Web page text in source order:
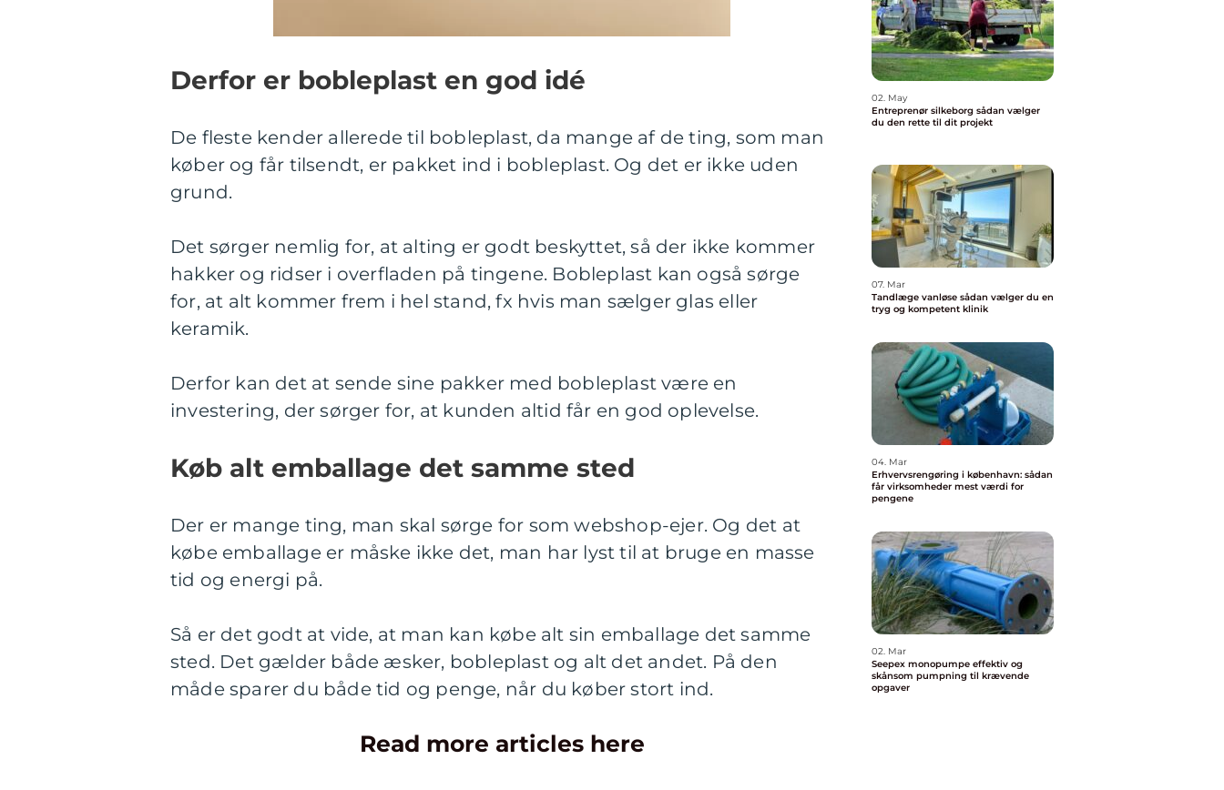
Derfor er bobleplast en god idé
De fleste kender allerede til bobleplast, da mange af de ting, som man
køber og får tilsendt, er pakket ind i bobleplast. Og det er ikke uden
grund.
Det sørger nemlig for, at alting er godt beskyttet, så der ikke kommer
hakker og ridser i overfladen på tingene. Bobleplast kan også sørge
for, at alt kommer frem i hel stand, fx hvis man sælger glas eller
keramik.
Derfor kan det at sende sine pakker med bobleplast være en
investering, der sørger for, at kunden altid får en god oplevelse.
Køb alt emballage det samme sted
Der er mange ting, man skal sørge for som webshop-ejer. Og det at
købe emballage er måske ikke det, man har lyst til at bruge en masse
tid og energi på.
Så er det godt at vide, at man kan købe alt sin emballage det samme
sted. Det gælder både æsker, bobleplast og alt det andet. På den
måde sparer du både tid og penge, når du køber stort ind.
Read more articles here
02. May
Entreprenør silkeborg sådan vælger
du den rette til dit projekt
07. Mar
Tandlæge vanløse sådan vælger du en
tryg og kompetent klinik
04. Mar
Erhvervsrengøring i københavn: sådan
får virksomheder mest værdi for
pengene
02. Mar
Seepex monopumpe effektiv og
skånsom pumpning til krævende
opgaver